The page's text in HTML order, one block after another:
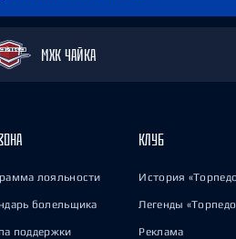
МХК ЧАЙКА
лояльности
болельщика
поддержки
КЛУБ
История
Легенды
Реклама